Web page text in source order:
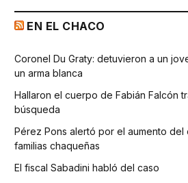
EN EL CHACO
Coronel Du Graty: detuvieron a un
un arma blanca
Hallaron el cuerpo de Fabián Falcón
búsqueda
Pérez Pons alertó por el aumento del
familias chaqueñas
El fiscal Sabadini habló del caso